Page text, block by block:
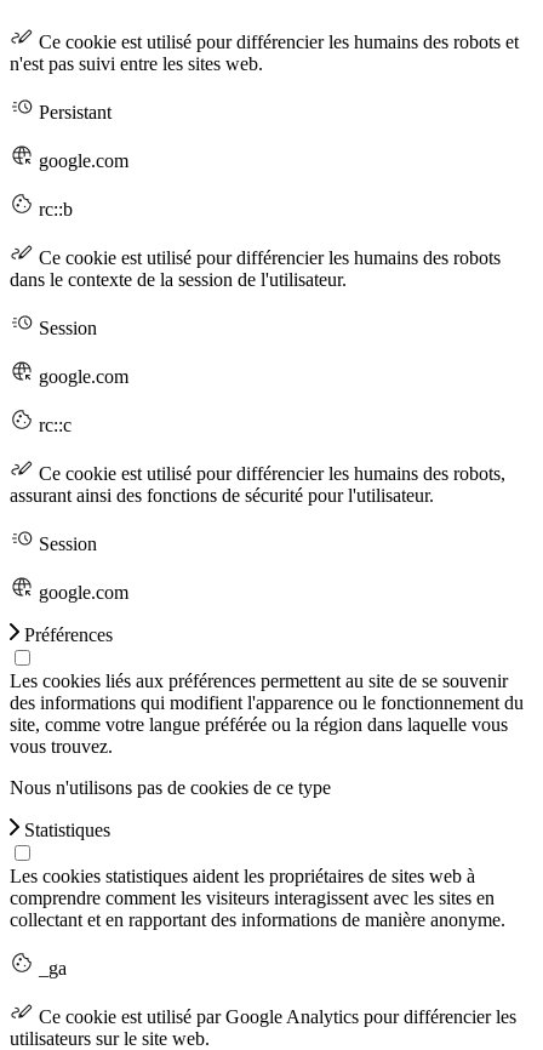
Ce cookie est utilisé pour différencier les humains des robots et
n'est pas suivi entre les sites web.
Persistant
google.com
rc::b
Ce cookie est utilisé pour différencier les humains des robots
dans le contexte de la session de l'utilisateur.
Session
google.com
rc::c
Ce cookie est utilisé pour différencier les humains des robots,
assurant ainsi des fonctions de sécurité pour l'utilisateur.
Session
google.com
Préférences
Les cookies liés aux préférences permettent au site de se souvenir
des informations qui modifient l'apparence ou le fonctionnement du
site, comme votre langue préférée ou la région dans laquelle vous
vous trouvez.
Nous n'utilisons pas de cookies de ce type
Statistiques
Les cookies statistiques aident les propriétaires de sites web à
comprendre comment les visiteurs interagissent avec les sites en
collectant et en rapportant des informations de manière anonyme.
_ga
Ce cookie est utilisé par Google Analytics pour différencier les
utilisateurs sur le site web.